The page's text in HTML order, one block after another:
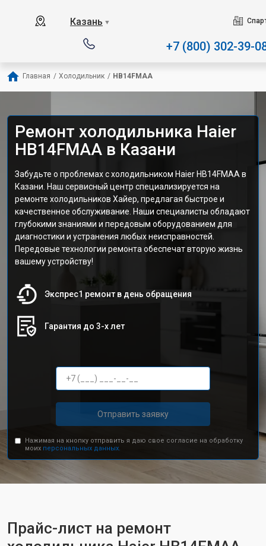
Казань ▼
+7 (800) 302-39-
Главная / Холодильник / HB14FMAA
Ремонт холодильника Haier
HB14FMAA в Казани
Забудьте о проблемах с холодильником Haier HB14FMAA в
Казани. Наш сервисный центр специализируется на
ремонте холодильников Хайер, предлагая быстрое и
качественное обслуживание. Наши специалисты обладают
глубокими знаниями и передовым оборудованием для
диагностики и устранения любых неисправностей.
Передовые технологии ремонта обеспечат вторую жизнь
вашему устройству!
Экспрес1 ремонт в день обращения
Гарантия до 3-х лет
Отправить заявку
Нажимая на кнопку отправить я даю свое согласие на обработку
моих персональных данных.
Прайс-лист на ремонт